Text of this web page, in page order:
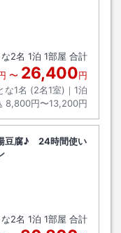
2名 1泊 1部屋 合計
〜 26,400円
な1名 (2名1室)｜ 1泊
8,800円〜13,200円
湯豆腐♪ 24時間使い
2名 1泊 1部屋 合計